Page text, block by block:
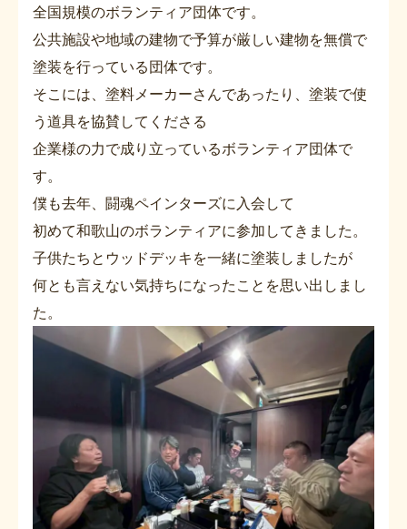
全国規模のボランティア団体です。
公共施設や地域の建物で予算が厳しい建物を無償で
塗装を行っている団体です。
そこには、塗料メーカーさんであったり、塗装で使
う道具を協賛してくださる
企業様の力で成り立っているボランティア団体で
す。
僕も去年、闘魂ペインターズに入会して
初めて和歌山のボランティアに参加してきました。
子供たちとウッドデッキを一緒に塗装しましたが
何とも言えない気持ちになったことを思い出しまし
た。